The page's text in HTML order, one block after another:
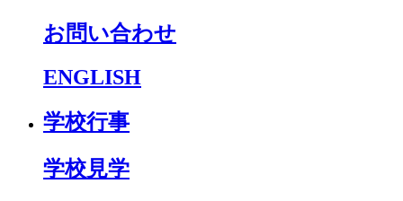
お問い合わせ
ENGLISH
学校行事
学校見学